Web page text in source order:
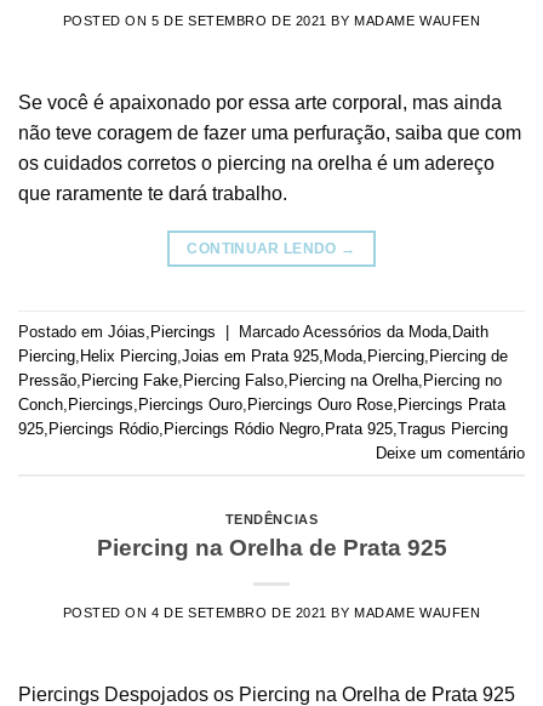
POSTED ON5 DE SETEMBRO DE 2021 BY MADAME WAUFEN
Se você é apaixonado por essa arte corporal, mas ainda
não teve coragem de fazer uma perfuração, saiba que com
os cuidados corretos o piercing na orelha é um adereço
que raramente te dará trabalho.
CONTINUAR LENDO →
Postado em Jóias Piercings | Marcado Acessórios da Moda Daith
Piercing Helix Piercing Joias em Prata 925 Moda Piercing Piercing de
Pressão Piercing Fake Piercing Falso Piercing na Orelha Piercing no
Conch Piercings Piercings Ouro Piercings Ouro Rose Piercings Prata
925 Piercings Ródio Piercings Ródio Negro Prata 925 Tragus Piercing
Deixe um comentário
TENDÊNCIAS
Piercing na Orelha de Prata 925
POSTED ON4 DE SETEMBRO DE 2021 BYMADAME WAUFEN
Piercings Despojados os Piercing na Orelha de Prata 925